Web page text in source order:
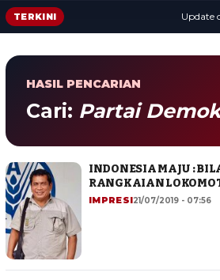
TERKINI Update
HASIL PENCARIAN
Cari: Partai
INDONESIA MAJU :
RANGKAIAN
IMPRESI21/07/2019 - 07:56